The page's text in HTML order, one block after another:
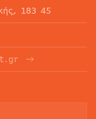
183 45